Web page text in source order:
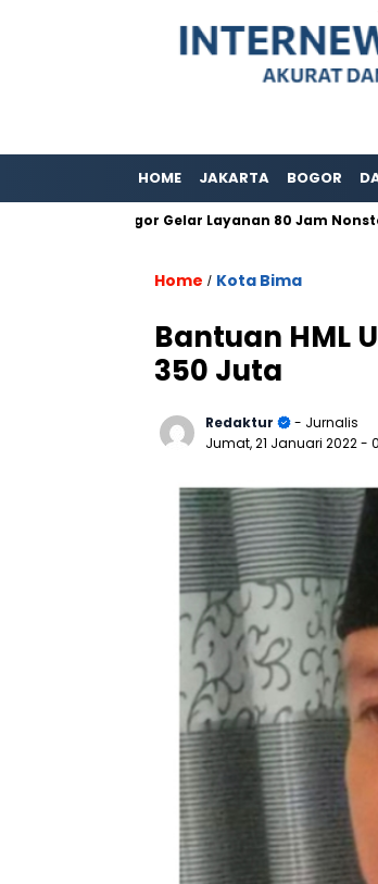
HOME JAKARTA BOGOR
Bogor Gelar Layanan 80 Jam Nonstop
Home / Kota Bima
Bantuan HML
350 Juta
Redaktur
- Jurnalis
Jumat, 21 Januari 2022-